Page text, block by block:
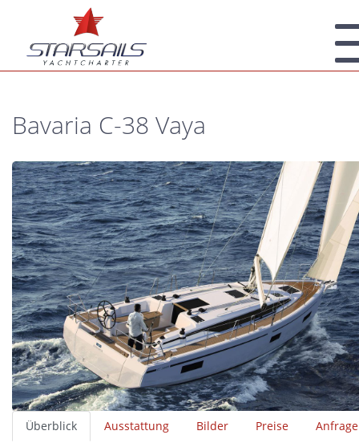
Bavaria C-38 Vaya
Überblick Ausstattung Bilder Preise
Anfrage